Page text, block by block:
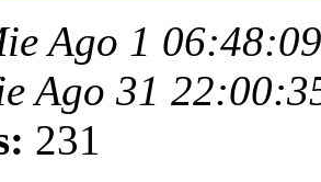
Ago 1
Ago 31
231